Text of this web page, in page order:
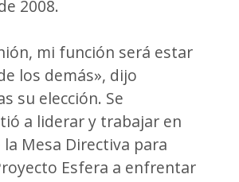
2008.
mi función será estar
los demás», dijo
su elección. Se
a liderar y trabajar en
Mesa Directiva para
Esfera a enfrentar